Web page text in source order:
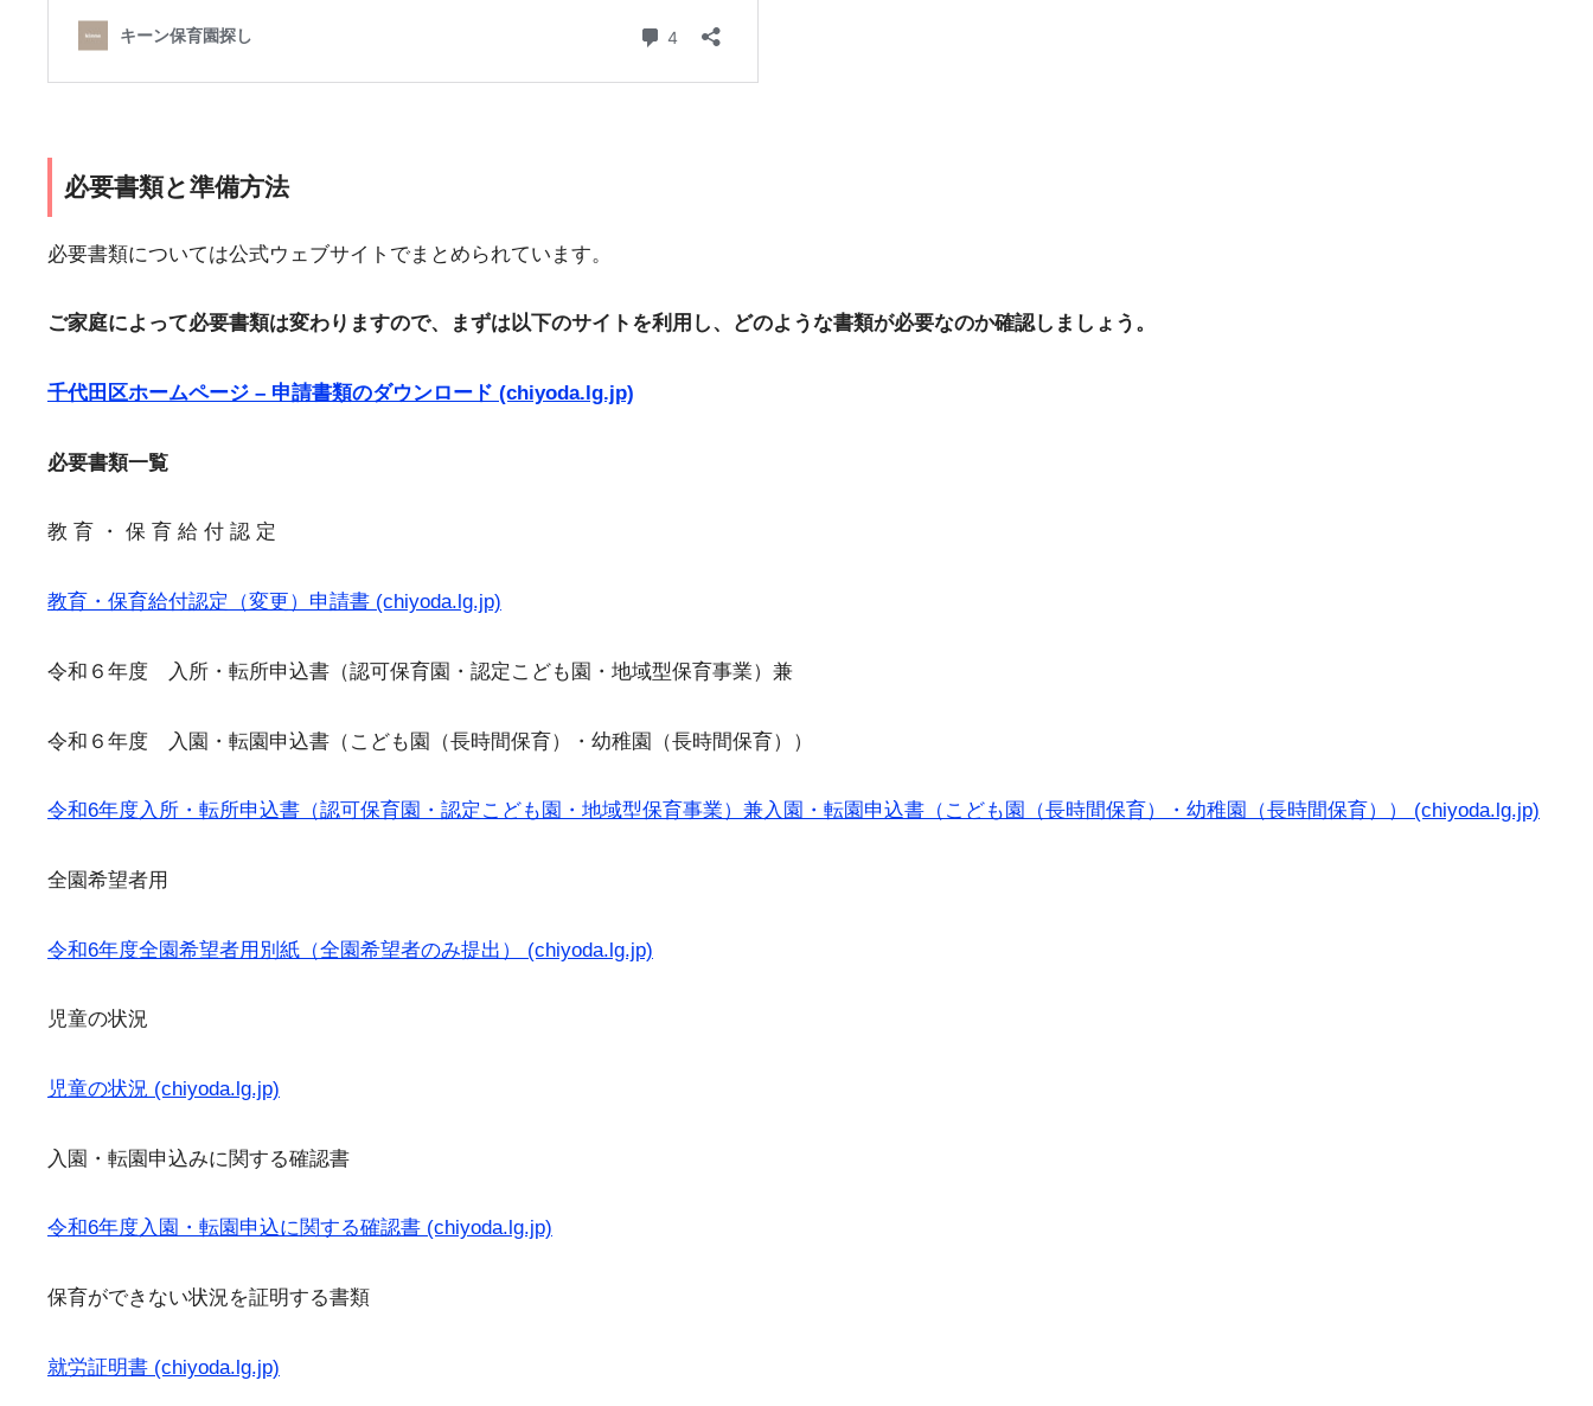
必要書類と準備方法
必要書類については公式ウェブサイトでまとめられています。
ご家庭によって必要書類は変わりますので、まずは以下のサイトを利用し、どのような書類が必要なのか確認しましょう。
千代田区ホームページ – 申請書類のダウンロード (chiyoda.lg.jp)
必要書類一覧
教 育 ・ 保 育 給 付 認 定
教育・保育給付認定（変更）申請書 (chiyoda.lg.jp)
令和６年度 入所・転所申込書（認可保育園・認定こども園・地域型保育事業）兼
令和６年度 入園・転園申込書（こども園（長時間保育）・幼稚園（長時間保育））
令和6年度入所・転所申込書（認可保育園・認定こども園・地域型保育事業）兼入園・転園申込書（こども園（長時間保育）・幼稚園（長時間保育）） (chiyoda.lg.jp)
全園希望者用
令和6年度全園希望者用別紙（全園希望者のみ提出） (chiyoda.lg.jp)
児童の状況
児童の状況 (chiyoda.lg.jp)
入園・転園申込みに関する確認書
令和6年度入園・転園申込に関する確認書 (chiyoda.lg.jp)
保育ができない状況を証明する書類
就労証明書 (chiyoda.lg.jp)